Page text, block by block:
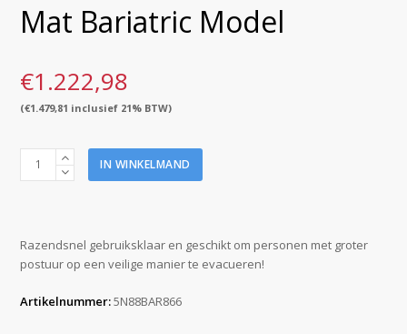
Mat Bariatric Model
€1.222,98
(€1.479,81 inclusief 21% BTW)
CAPEPLUS
Model
aantal
IN WINKELMAND
Razendsnel gebruiksklaar en geschikt om personen met groter
postuur op een veilige manier te evacueren!
Artikelnummer:5N88BAR866